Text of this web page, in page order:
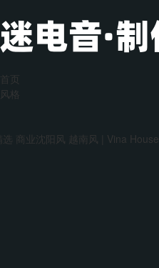
首页
风格
商业沈阳风 越南风 | Vina House